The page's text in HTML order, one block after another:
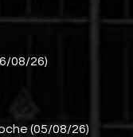
08/26)
(05/08/26)